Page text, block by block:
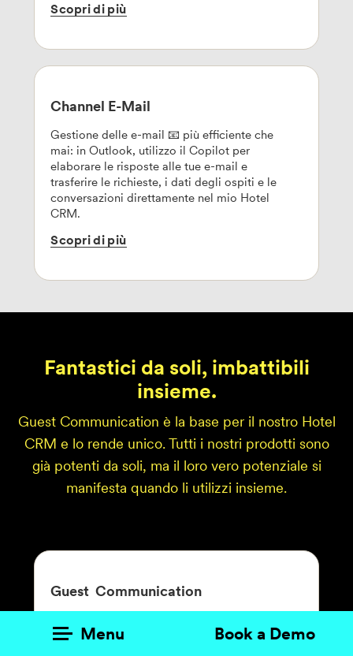
Menu Book a Demo
AI Agents
Prezzi
Risorse
Scopridi più
Channel E-Mail
Gestione delle e-mail 📧 più efficiente che
mai: in Outlook, utilizzo il Copilot per
elaborare le risposte alle tue e-mail e
trasferire le richieste, i dati degli ospiti e le
conversazioni direttamente nel mio Hotel
CRM.
Scopridi più
Fantastici da soli, imbattibili
insieme.
Guest Communication è la base per il nostro Hotel
CRM e lo rende unico. Tutti i nostri prodotti sono
già potenti da soli, ma il loro vero potenziale si
manifesta quando li utilizzi insieme.
Guest Communication
comunicazione che entusiasma e vende.